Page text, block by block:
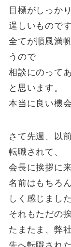
目標がしっか
逞しいものです
全てが順風満
うので
相談にのって
と思います。
本当に良い機
さて先週、以
転職されて、
会長に挨拶に
名前はもちろ
しく感じました
それもただの
たまたま、弊
先へ転職され